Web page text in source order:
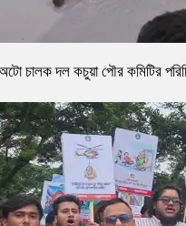
অটো চালক দল কচুয়া পৌর কমিটির